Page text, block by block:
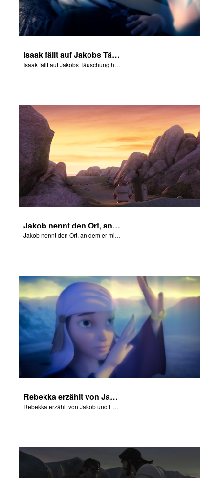
Isaak fällt auf Jakobs Täuschung herein und segnet ihn.
Isaak fällt auf Jakobs Täuschung herein und segnet ihn.
Jakob nennt den Ort, an dem er mit Gott rang, Peniel.
Jakob nennt den Ort, an dem er mit Gott rang, Peniel.
Rebekka erzählt von Jakob und Esau.
Rebekka erzählt von Jakob und Esau.